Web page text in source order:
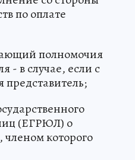
по оплате
полномочия
- в случае, если с
представитель;
(ЕГРЮЛ) о
которого